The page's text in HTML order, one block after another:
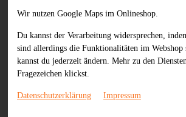
Wir nutzen Google Maps im Onlineshop.
Du kannst der Verarbeitung widersprechen,
sind allerdings die Funktionalitäten im
kannst du jederzeit ändern. Mehr zu den
Fragezeichen klickst.
Datenschutzerklärung Impressum